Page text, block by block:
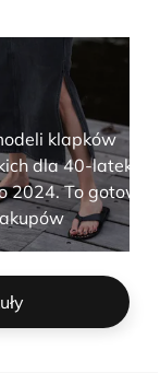
klapków
dla 40-latek
2024. To gotowa